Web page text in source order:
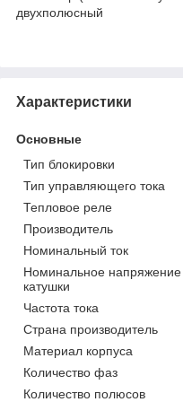
двухполюсный
Характеристики
Основные
Тип блокировки
Тип управляющего тока
Тепловое реле
Производитель
Номинальный ток
Номинальное напряжение
катушки
Частота тока
Страна производитель
Материал корпуса
Количество фаз
Количество полюсов